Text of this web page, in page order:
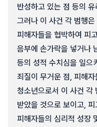
반성하고 있는 점 등의
그러나 이 사건 각 범행
피해자들을 협박하여 피
음부에 손가락을 넣거나
등의 성적 수치심을 일으
죄질이 무거운 점, 피해
청소년으로서 이 사건 각
받았을 것으로 보이고,
피해자들의 심리적 성장